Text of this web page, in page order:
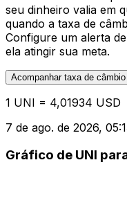
seu dinheiro valia em
quando a taxa de
Configure um alerta
ela atingir sua meta.
Acompanhar taxa de câmbio
1 UNI = 4,01934 USD
7 de ago. de 2026,
Gráfico de UNI